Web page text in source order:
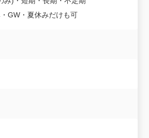
GW・夏休みだけも可